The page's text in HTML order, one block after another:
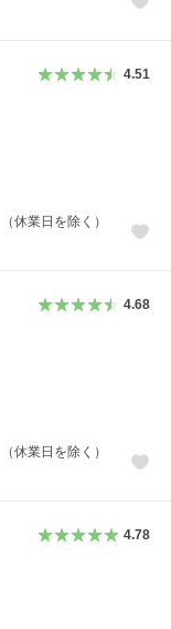
4.51
休業日を除く）
4.68
休業日を除く）
4.78